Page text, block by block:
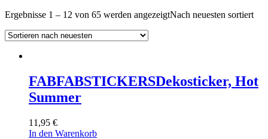
Ergebnisse 1 – 12 von 65 werden angezeigtNach neuesten sortiert
FABFABSTICKERSDekosticker, Hot
Summer
11,95 €
In den Warenkorb